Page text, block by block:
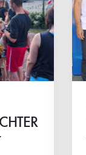
Konkova
des
und